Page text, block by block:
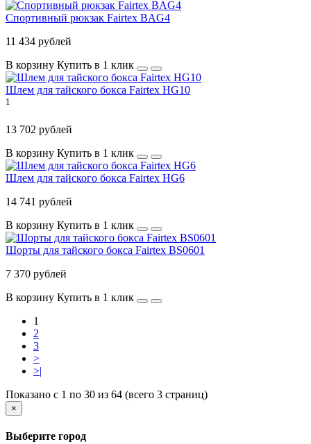
Спортивный рюкзак Fairtex BAG4
11 434 рублей
В корзину Купить в 1 клик
Шлем для тайского бокса Fairtex HG10
1
13 702 рублей
В корзину Купить в 1 клик
Шлем для тайского бокса Fairtex HG6
14 741 рублей
В корзину Купить в 1 клик
Шорты для тайского бокса Fairtex BS0601
7 370 рублей
В корзину Купить в 1 клик
1
2
3
>
>|
Показано с 1 по 30 из 64 (всего 3 страниц)
×
Выберите город